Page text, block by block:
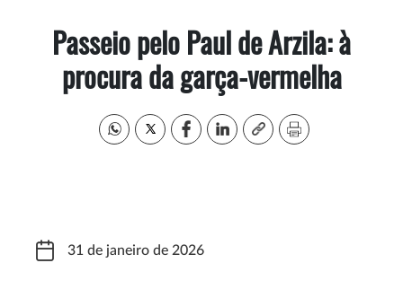
Passeio pelo Paul de Arzila: à
procura da garça-vermelha
31 de janeiro de 2026